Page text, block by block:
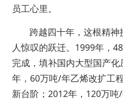
员工心里。
跨越四十年，这根精
人惊叹的跃迁。1999年，
完成，填补国内大型国产
年，60万吨/年乙烯改扩工
新台阶；2012年，120万